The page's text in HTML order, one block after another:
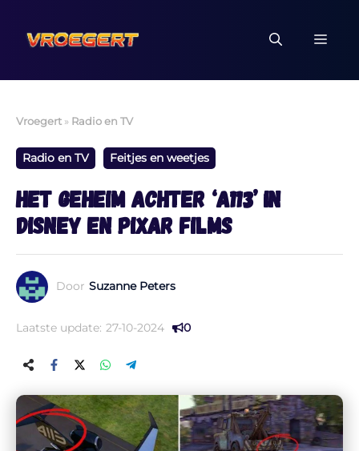
naar
inhoud
Vroegert » Radio en TV
Radio en TV Feitjes en weetjes
Het geheim achter ‘A113’ in
Disney en Pixar films
Door Suzanne Peters
Laatste update: 27-10-2024 0